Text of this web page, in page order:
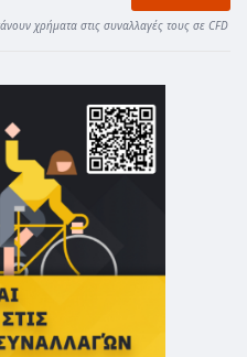
χρήματα στις συναλλαγές τους σε CFD